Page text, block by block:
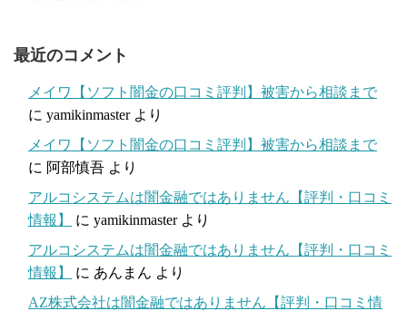
最近のコメント
メイワ【ソフト闇金の口コミ評判】被害から相談まで
に yamikinmasterより
メイワ【ソフト闇金の口コミ評判】被害から相談まで
に 阿部慎吾 より
アルコシステムは闇金融ではありません【評判・口コミ
情報】
に yamikinmasterより
アルコシステムは闇金融ではありません【評判・口コミ
情報】
に あんまん より
AZ株式会社は闇金融ではありません【評判・口コミ情